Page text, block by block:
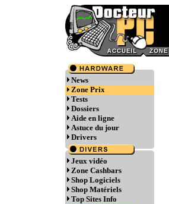
News
Zone Prix
Tests
Dossiers
Aide en ligne
Astuce du jour
Drivers
Jeux vidéo
Zone Cashbars
Shop Logiciels
Shop Matériels
Top Sites Info